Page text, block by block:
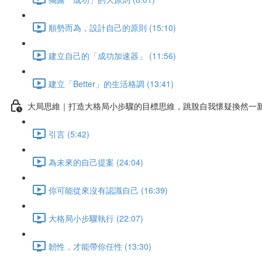
順勢而為，設計自己的原則 (15:10)
建立自己的「成功加速器」 (11:56)
建立「Better」的生活格調 (13:41)
大局思維｜打造大格局小步驟的目標思維，跳脫自我懷疑換然一
引言 (5:42)
為未來的自己提案 (24:04)
你可能從來沒有認識自己 (16:39)
大格局小步驟執行 (22:07)
韌性，才能帶你任性 (13:30)